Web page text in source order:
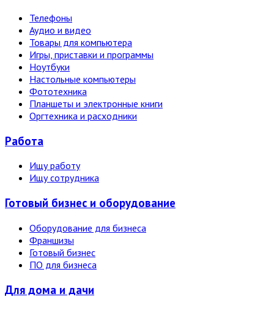
Телефоны
Аудио и видео
Товары для компьютера
Игры, приставки и программы
Ноутбуки
Настольные компьютеры
Фототехника
Планшеты и электронные книги
Оргтехника и расходники
Работа
Ищу работу
Ищу сотрудника
Готовый бизнес и оборудование
Оборудование для бизнеса
Франшизы
Готовый бизнес
ПО для бизнеса
Для дома и дачи